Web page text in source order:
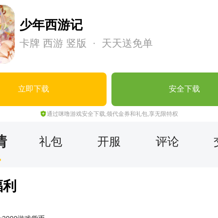
少年西游记
卡牌西游 竖版 · 天天送免单
立即下载 安全下载
通过咪噜游戏安全下载,领代金券和礼包,享无限特权
礼包 开服 评论